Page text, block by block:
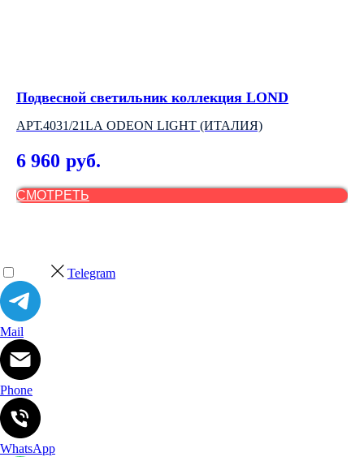
Подвесной светильник коллекция LOND
АРТ.4031/21LA ODEON LIGHT (ИТАЛИЯ)
6 960 руб.
СМОТРЕТЬ
Telegram
Mail
Phone
WhatsApp